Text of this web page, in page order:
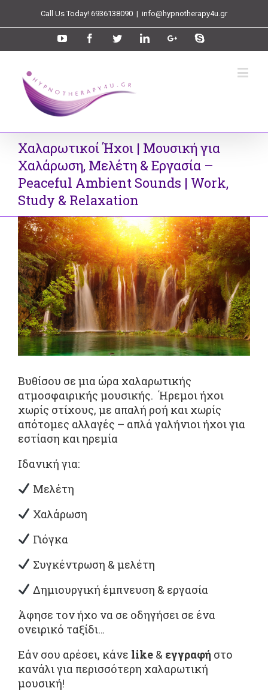
Call Us Today! 6936138090 | info@hypnotherapy4u.gr
Χαλαρωτικοί Ήχοι | Μουσική για
Χαλάρωση, Μελέτη & Εργασία –
Peaceful Ambient Sounds | Work,
Study & Relaxation
Βυθίσου σε μια ώρα χαλαρωτικής
ατμοσφαιρικής μουσικής. Ήρεμοι ήχοι
χωρίς στίχους, με απαλή ροή και χωρίς
απότομες αλλαγές – απλά γαλήνιοι ήχοι για
εστίαση και ηρεμία
Ιδανική για:
Μελέτη
Χαλάρωση
Γιόγκα
Συγκέντρωση & μελέτη
Δημιουργική έμπνευση & εργασία
Άφησε τον ήχο να σε οδηγήσει σε ένα
ονειρικό ταξίδι…
Εάν σου αρέσει, κάνε like & εγγραφή στο
κανάλι για περισσότερη χαλαρωτική
μουσική!